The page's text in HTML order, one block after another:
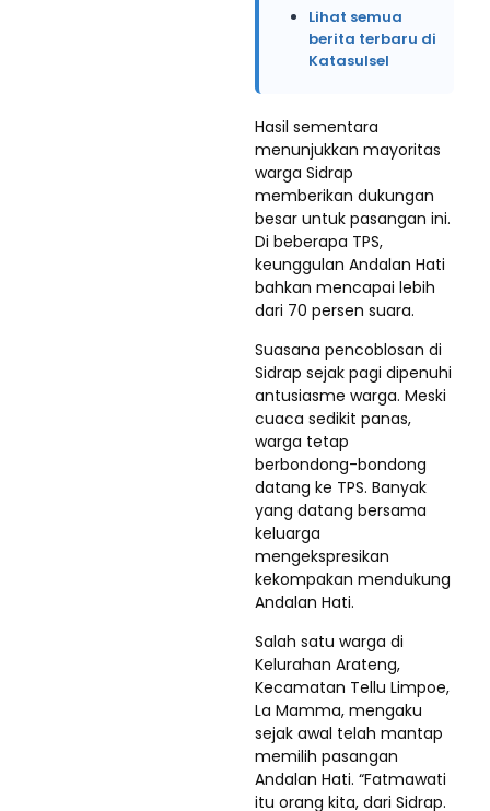
Lihat semua
berita terbaru di
Katasulsel
Hasil sementara
menunjukkan mayoritas
warga Sidrap
memberikan dukungan
besar untuk pasangan ini.
Di beberapa TPS,
keunggulan Andalan Hati
bahkan mencapai lebih
dari 70 persen suara.
Suasana pencoblosan di
Sidrap sejak pagi dipenuhi
antusiasme warga. Meski
cuaca sedikit panas,
warga tetap
berbondong-bondong
datang ke TPS. Banyak
yang datang bersama
keluarga
mengekspresikan
kekompakan mendukung
Andalan Hati.
Salah satu warga di
Kelurahan Arateng,
Kecamatan Tellu Limpoe,
La Mamma, mengaku
sejak awal telah mantap
memilih pasangan
Andalan Hati. “Fatmawati
itu orang kita, dari Sidrap.